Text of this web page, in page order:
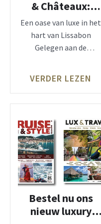
& Châteaux:
Hotel Valverde
Lisboa
Een oase van luxe in het
hart van Lissabon
Gelegen aan de
VERDER LEZEN
Bestel nu ons
nieuw luxury